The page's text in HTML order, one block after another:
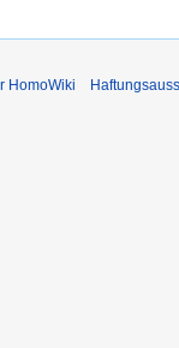
HomoWiki